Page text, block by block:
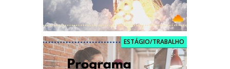
ESTÁGIO/TRABALHO